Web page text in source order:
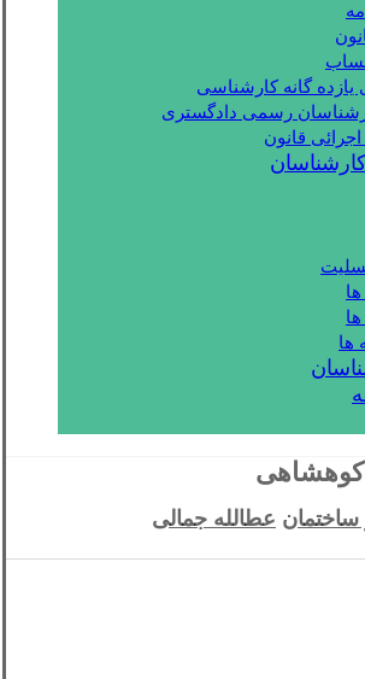
یازده گانه کارشناسی
رسمی دادگستری
اجرائی قانون
ها
ها
کوهشاهی
ساختمان عطالله جمالی